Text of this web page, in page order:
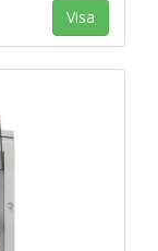
Visa